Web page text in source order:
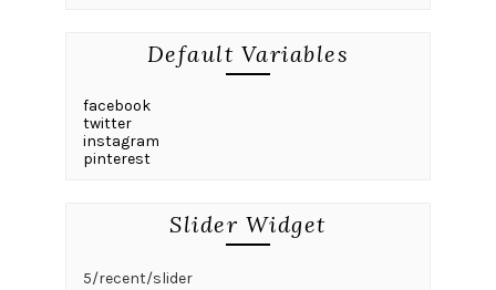
Default Variables
facebook
twitter
instagram
pinterest
Slider Widget
5/recent/slider